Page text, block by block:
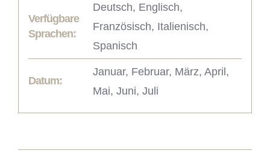
Verfügbare
Sprachen:
Deutsch, Englisch,
Französisch, Italienisch,
Spanisch
Datum:
Januar, Februar, März, April,
Mai, Juni, Juli